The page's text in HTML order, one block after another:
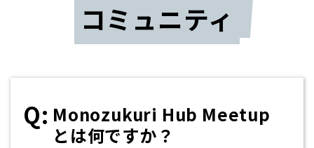
コミュニティ
Monozukuri Hub Meetup
とは何ですか？